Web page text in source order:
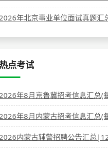
年北京事业单位面试真题汇
点考试
年8月京鲁冀招考信息汇总(
年8月内蒙古招考信息汇总(
内蒙古辅警招聘公告汇总